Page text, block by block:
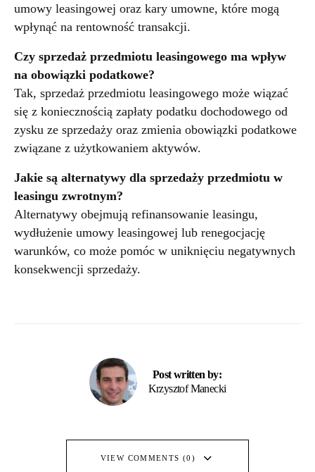
umowy leasingowej oraz kary umowne, które mogą
wpłynąć na rentowność transakcji.
Czy sprzedaż przedmiotu leasingowego ma wpływ
na obowiązki podatkowe?
Tak, sprzedaż przedmiotu leasingowego może wiązać
się z koniecznością zapłaty podatku dochodowego od
zysku ze sprzedaży oraz zmienia obowiązki podatkowe
związane z użytkowaniem aktywów.
Jakie są alternatywy dla sprzedaży przedmiotu w
leasingu zwrotnym?
Alternatywy obejmują refinansowanie leasingu,
wydłużenie umowy leasingowej lub renegocjację
warunków, co może pomóc w uniknięciu negatywnych
konsekwencji sprzedaży.
Post written by:
Krzysztof Manecki
VIEW COMMENTS (0)